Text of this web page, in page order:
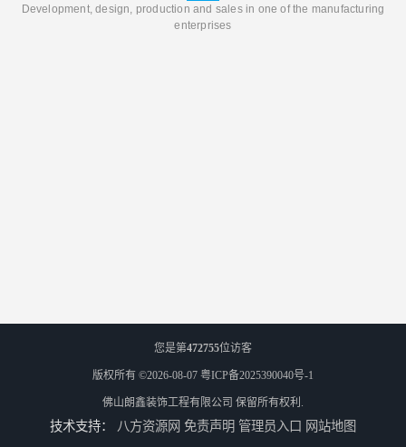
Development, design, production and sales in one of the manufacturing
enterprises
您是第472755位访客
版权所有 ©2026-08-07 粤ICP备2025390040号-1
佛山朗鑫装饰工程有限公司 保留所有权利.
技术支持： 八方资源网 免责声明 管理员入口 网站地图